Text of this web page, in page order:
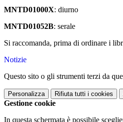
MNTD01000X: diurno
MNTD01052B: serale
Si raccomanda, prima di ordinare i
Notizie
Questo sito o gli strumenti terzi da
Personalizza Rifiuta tutti i cookies
Gestione cookie
In questa schermata è possibile